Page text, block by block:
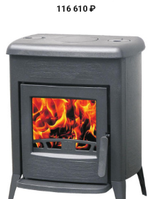
116 610 ₽